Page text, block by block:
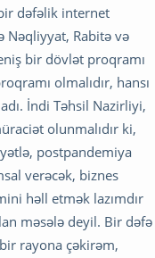
dəfəlik internet
Nəqliyyat, Rabitə və
bir dövlət proqramı
olmalıdır, hansı
İndi Təhsil Nazirliyi,
olunmalıdır ki,
postpandemiya
verəcək, biznes
həll etmək lazımdır
məsələ deyil. Bir dəfə
rayona çəkirəm,